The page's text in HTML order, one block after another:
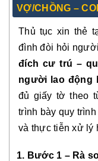
VỢ/CHỒNG –
Thủ tục xin thẻ
đình đòi hỏi
đích cư trú –
người lao động
đủ giấy tờ theo
trình bày quy
và thực tiễn xử lý
1. Bước 1 – Rà